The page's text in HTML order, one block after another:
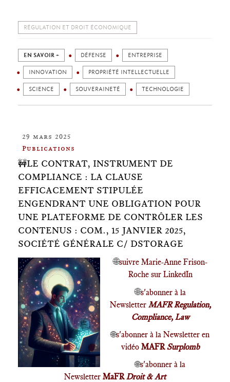
RÉGULATION ET DROIT ÉCONOMIQUE
EN SAVOIR + DÉFENSE ENTREPRISE
INNOVATION PROPRIÉTÉ INTELLECTUELLE
SCIENCE SOUVERAINETÉ TECHNOLOGIE
29 mars 2025
Publications
🚧LE CONTRAT, INSTRUMENT DE
COMPLIANCE : LA CLAUSE
EFFICACEMENT STIPULÉE
ENGENDRANT UNE OBLIGATION POUR
UNE PLATEFORME DE CONTRÔLER LES
CONTENUS : COM., 15 JANVIER 2025,
SOCIÉTÉ GÉNÉRALE C/ DSTORAGE
🌐suivre Marie-Anne Frison-
Roche sur LinkedIn
🌐s'abonner à la
Newsletter MAFR Regulation,
Compliance, Law
🌐s'abonner à la Newsletter en
vidéoMAFRSurplomb
🌐s'abonner à la
Newsletter MaFRDroit & Art